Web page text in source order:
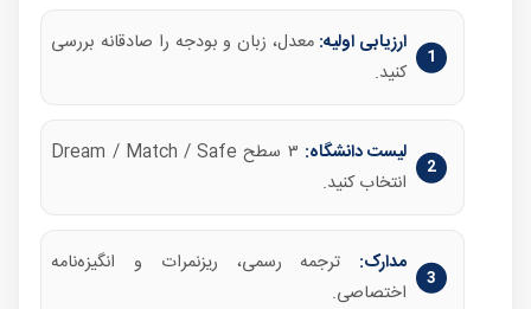
ارزیابی اولیه: معدل، زبان و بودجه را صادقانه بررسی
کنید.
لیست دانشگاه:
۳ سطح Dream / Match / Safe
انتخاب کنید.
مدارک: ترجمه رسمی، ریزنمرات و انگیزه‌نامه
اختصاصی.